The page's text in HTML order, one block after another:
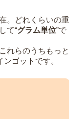
。どれくらいの重
て“グラム単位”で
れらのうちもっと
ゴットです。